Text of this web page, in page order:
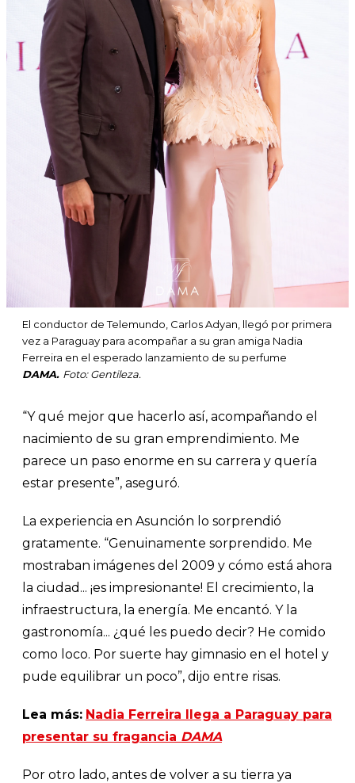
El conductor de Telemundo, Carlos Adyan, llegó por primera
vez a Paraguay para acompañar a su gran amiga Nadia
Ferreira en el esperado lanzamiento de su perfume
DAMA. Foto: Gentileza.
“Y qué mejor que hacerlo así, acompañando el
nacimiento de su gran emprendimiento. Me
parece un paso enorme en su carrera y quería
estar presente”, aseguró.
La experiencia en Asunción lo sorprendió
gratamente. “Genuinamente sorprendido. Me
mostraban imágenes del 2009 y cómo está ahora
la ciudad... ¡es impresionante! El crecimiento, la
infraestructura, la energía. Me encantó. Y la
gastronomía... ¿qué les puedo decir? He comido
como loco. Por suerte hay gimnasio en el hotel y
pude equilibrar un poco”, dijo entre risas.
Lea más: Nadia Ferreira llega a Paraguay para
presentar su fragancia DAMA
Por otro lado, antes de volver a su tierra ya